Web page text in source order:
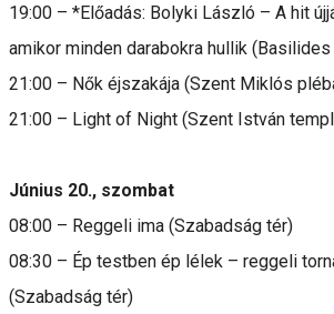
19:00 – *Előadás: Bolyki László – A hit
amikor minden darabokra hullik
21:00 – Nők éjszakája (Szent Miklós
21:00 – Light of Night (Szent István
Június 20., szombat
08:00 – Reggeli ima (Szabadság tér)
08:30 – Ép testben ép lélek – reggeli
(Szabadság tér)